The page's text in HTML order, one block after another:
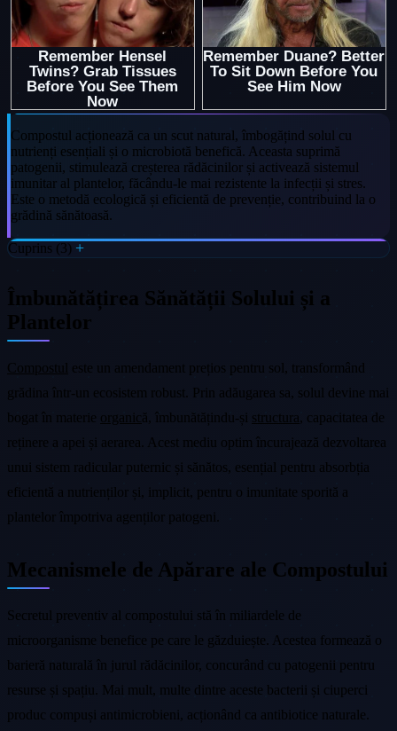
Compostul acționează ca un scut natural, îmbogățind solul cu
nutrienți esențiali și o microbiotă benefică. Aceasta suprimă
patogenii, stimulează creșterea rădăcinilor și activează sistemul
imunitar al plantelor, făcându-le mai rezistente la infecții și stres.
Este o metodă ecologică și eficientă de prevenție, contribuind la o
grădină sănătoasă.
Cuprins (3)
Îmbunătățirea Sănătății Solului și a
Plantelor
Compostul
este un amendament prețios pentru sol, transformând
grădina într-un ecosistem robust. Prin adăugarea sa, solul devine mai
bogat în materie organic ă, îmbunătățindu-și structura, capacitatea de
reținere a apei și aerarea. Acest mediu optim încurajează dezvoltarea
unui sistem radicular puternic și sănătos, esențial pentru absorbția
eficientă a nutrienților și, implicit, pentru o imunitate sporită a
plantelor împotriva agenților patogeni.
Mecanismele de Apărare ale Compostului
Secretul preventiv al compostului stă în miliardele de
microorganisme benefice pe care le găzduiește. Acestea formează o
barieră naturală în jurul rădăcinilor, concurând cu patogenii pentru
resurse și spațiu. Mai mult, multe dintre aceste bacterii și ciuperci
produc compuși antimicrobieni, acționând ca antibiotice naturale.